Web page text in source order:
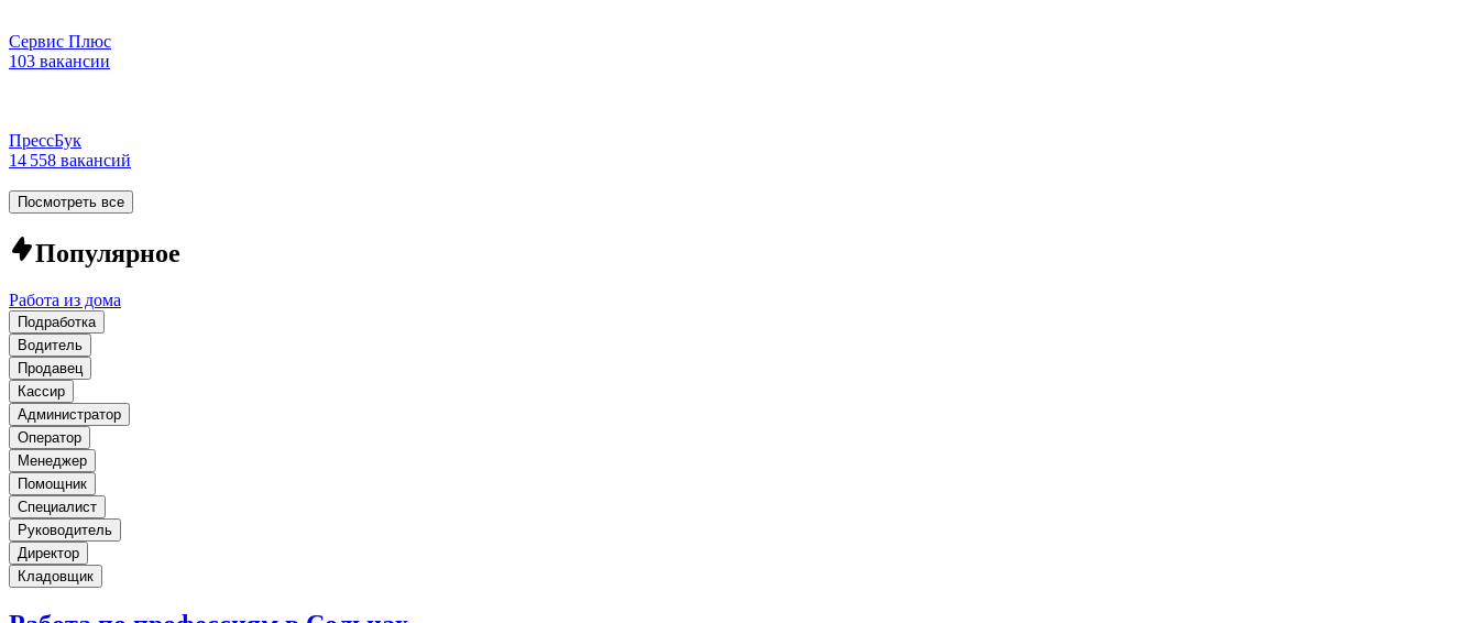
Сервис Плюс
103 вакансии
ПрессБук
14 558 вакансий
Посмотреть все
Популярное
Работа из дома
Подработка
Водитель
Продавец
Кассир
Администратор
Оператор
Менеджер
Помощник
Специалист
Руководитель
Директор
Кладовщик